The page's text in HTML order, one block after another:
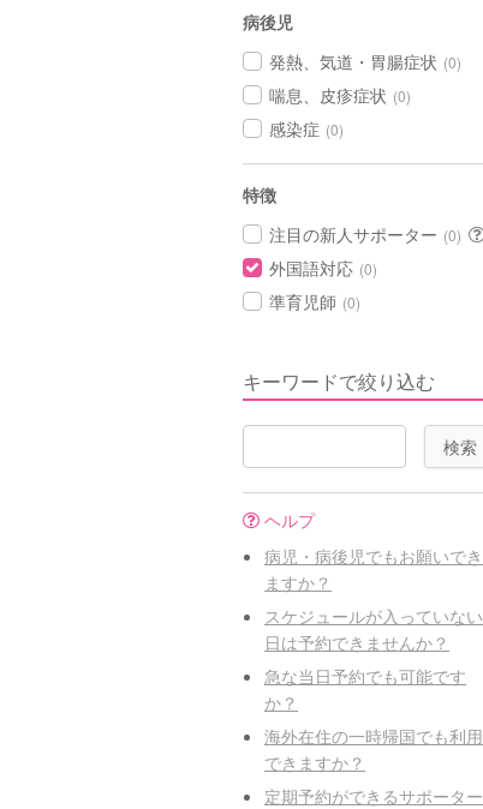
病後児
発熱、気道・胃腸症状 (0)
喘息、皮疹症状 (0)
感染症 (0)
特徴
注目の新人サポーター (0)
外国語対応 (0)
準育児師 (0)
キーワードで絞り込む
ヘルプ
病児・病後児でもお願いでき
ますか？
スケジュールが入っていない
日は予約できませんか？
急な当日予約でも可能です
か？
海外在住の一時帰国でも利用
できますか？
定期予約ができるサポーター